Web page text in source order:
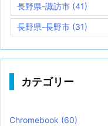
長野県-諏訪市 (41)
長野県-長野市 (31)
カテゴリー
Chromebook (60)